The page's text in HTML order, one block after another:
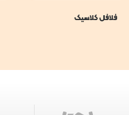
کلاسیک